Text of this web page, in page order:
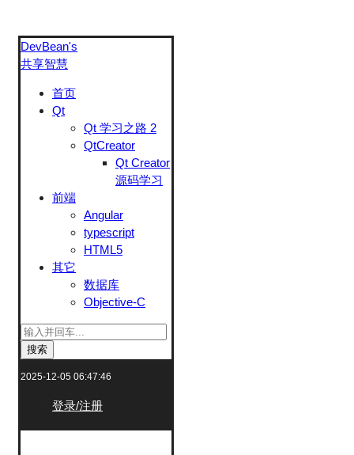
DevBean's
共享智慧
首页
Qt
Qt 学习之路 2
QtCreator
Qt Creator
源码学习
前端
Angular
typescript
HTML5
其它
数据库
Objective-C
搜索
2025-12-05 06:47:46
登录/注册